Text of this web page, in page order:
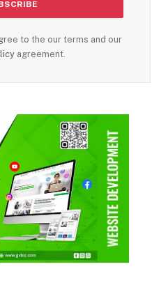
to the our terms and our
agreement.